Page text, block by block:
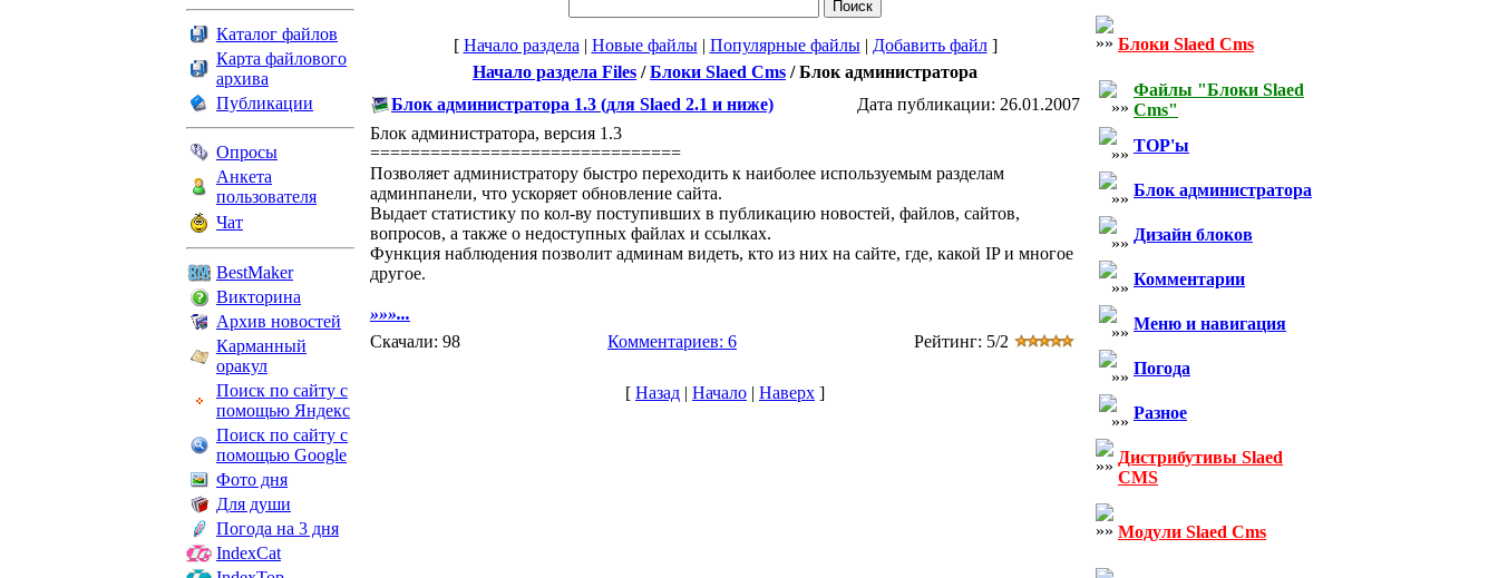
Каталог файлов
Карта файлового
архива
Публикации
Опросы
Анкета
пользователя
Чат
BestMaker
Викторина
Архив новостей
Карманный
оракул
Поиск по сайту с
помощью Яндекс
Поиск по сайту с
помощью Google
Фото дня
Для души
Погода на 3 дня
IndexCat
[ Начало раздела | Новые файлы| Популярные файлы| Добавить файл]
Начало раздела Files /Блоки Slaed Cms /Блок администратора
Блок администратора 1.3 (для Slaed 2.1 и ниже)
Дата публикации: 26.01.2007
Блок администратора, версия 1.3
===============================
Позволяет администратору быстро переходить к наиболее используемым разделам
админпанели, что ускоряет обновление сайта.
Выдает статистику по кол-ву поступивших в публикацию новостей, файлов, сайтов,
вопросов, а также о недоступных файлах и ссылках.
Функция наблюдения позволит админам видеть, кто из них на сайте, где, какой IP и многое
другое.
»»»...
Скачали: 98
Комментариев: 6 Рейтинг: 5/2
[ Назад | Начало | Наверх ]
Блоки Slaed Cms
Файлы "Блоки Slaed
Cms"
TOP'ы
Блок администратора
Дизайн блоков
Комментарии
Меню и навигация
Погода
Разное
Дистрибутивы Slaed
CMS
Модули Slaed Cms